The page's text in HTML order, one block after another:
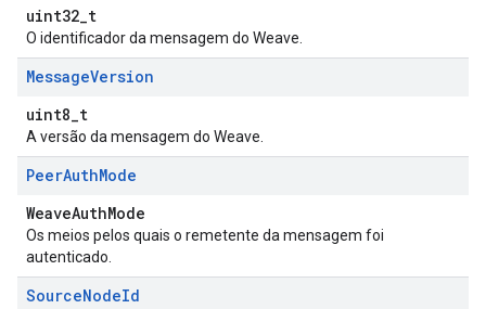
uint32_t
O identificador da mensagem do Weave.
MessageVersion
uint8_t
A versão da mensagem do Weave.
PeerAuthMode
WeaveAuthMode
Os meios pelos quais o remetente da mensagem foi
autenticado.
SourceNodeId